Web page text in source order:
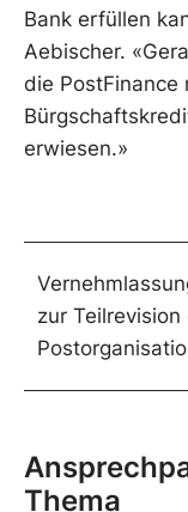
Bank erfüllen
Aebischer.
die PostFinance
erwiesen.»
zur Teilrevision
Thema